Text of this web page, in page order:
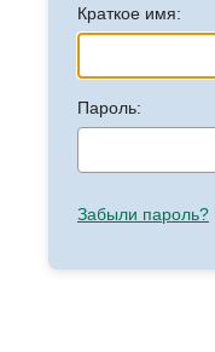
Краткое имя:
Пароль:
Забыли пароль?